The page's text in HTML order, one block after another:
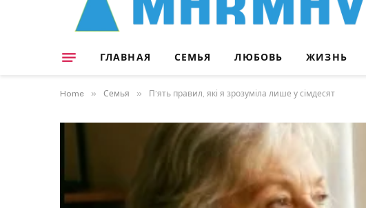
ГЛАВНАЯ СЕМЬЯ ЛЮБОВЬ ЖИЗНЬ
Home » Семья » П’ять правил, які я зрозуміла лише у сімдесят